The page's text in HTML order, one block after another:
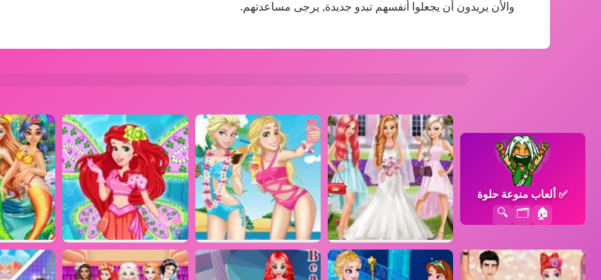
والأن يريدون أن يجعلوا أنفسهم تبدو جديدة, يرجى مساعدتهم.
✅ألعاب منوعة حلوة
🏠
🗂️
🔍